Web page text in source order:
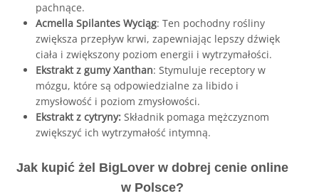
pachnące.
Acmella Spilantes Wyciąg: Ten pochodny rośliny
zwiększa przepływ krwi, zapewniając lepszy dźwięk
ciała i zwiększony poziom energii i wytrzymałości.
Ekstrakt z gumy Xanthan: Stymuluje receptory w
mózgu, które są odpowiedzialne za libido i
zmysłowość i poziom zmysłowości.
Ekstrakt z cytryny: Składnik pomaga mężczyznom
zwiększyć ich wytrzymałość intymną.
Jak kupić żel BigLover w dobrej cenie online
w Polsce?